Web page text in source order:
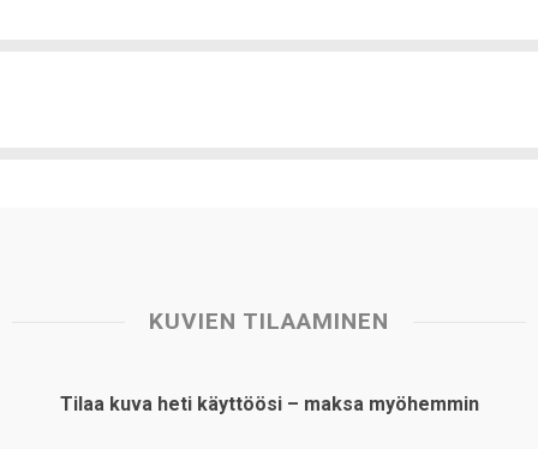
KUVIEN TILAAMINEN
Tilaa kuva heti käyttöösi – maksa myöhemmin